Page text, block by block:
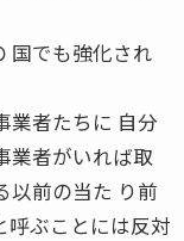
国でも強化され
業者たちに 自分
業者がいれば取
以前の当た り前
呼ぶことには反対